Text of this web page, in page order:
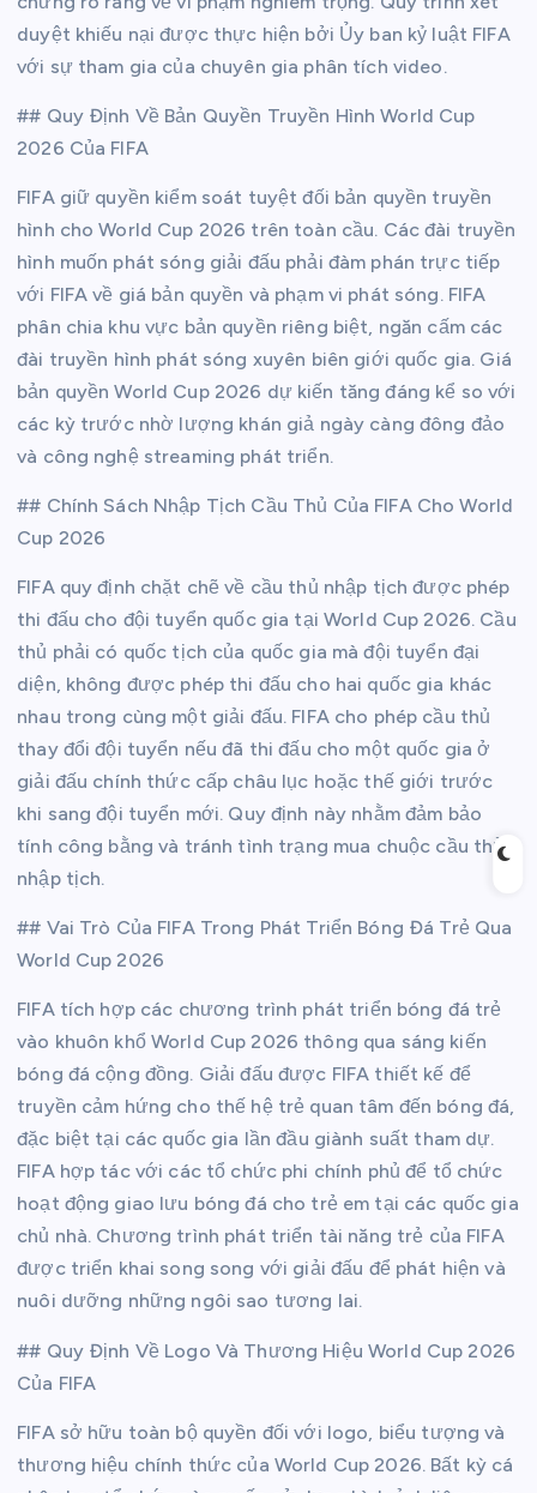
duyệt khiếu nại được thực hiện bởi Ủy ban kỷ luật FIFA
với sự tham gia của chuyên gia phân tích video.
## Quy Định Về Bản Quyền Truyền Hình World Cup
2026 Của FIFA
FIFA giữ quyền kiểm soát tuyệt đối bản quyền truyền
hình cho World Cup 2026 trên toàn cầu. Các đài truyền
hình muốn phát sóng giải đấu phải đàm phán trực tiếp
với FIFA về giá bản quyền và phạm vi phát sóng. FIFA
phân chia khu vực bản quyền riêng biệt, ngăn cấm các
đài truyền hình phát sóng xuyên biên giới quốc gia. Giá
bản quyền World Cup 2026 dự kiến tăng đáng kể so với
các kỳ trước nhờ lượng khán giả ngày càng đông đảo
và công nghệ streaming phát triển.
## Chính Sách Nhập Tịch Cầu Thủ Của FIFA Cho World
Cup 2026
FIFA quy định chặt chẽ về cầu thủ nhập tịch được phép
thi đấu cho đội tuyển quốc gia tại World Cup 2026. Cầu
thủ phải có quốc tịch của quốc gia mà đội tuyển đại
diện, không được phép thi đấu cho hai quốc gia khác
nhau trong cùng một giải đấu. FIFA cho phép cầu thủ
thay đổi đội tuyển nếu đã thi đấu cho một quốc gia ở
giải đấu chính thức cấp châu lục hoặc thế giới trước
khi sang đội tuyển mới. Quy định này nhằm đảm bảo
tính công bằng và tránh tình trạng mua chuộc cầu thủ
nhập tịch.
## Vai Trò Của FIFA Trong Phát Triển Bóng Đá Trẻ Qua
World Cup 2026
FIFA tích hợp các chương trình phát triển bóng đá trẻ
vào khuôn khổ World Cup 2026 thông qua sáng kiến
bóng đá cộng đồng. Giải đấu được FIFA thiết kế để
truyền cảm hứng cho thế hệ trẻ quan tâm đến bóng đá,
đặc biệt tại các quốc gia lần đầu giành suất tham dự.
FIFA hợp tác với các tổ chức phi chính phủ để tổ chức
hoạt động giao lưu bóng đá cho trẻ em tại các quốc gia
chủ nhà. Chương trình phát triển tài năng trẻ của FIFA
được triển khai song song với giải đấu để phát hiện và
nuôi dưỡng những ngôi sao tương lai.
## Quy Định Về Logo Và Thương Hiệu World Cup 2026
Của FIFA
FIFA sở hữu toàn bộ quyền đối với logo, biểu tượng và
thương hiệu chính thức của World Cup 2026. Bất kỳ cá